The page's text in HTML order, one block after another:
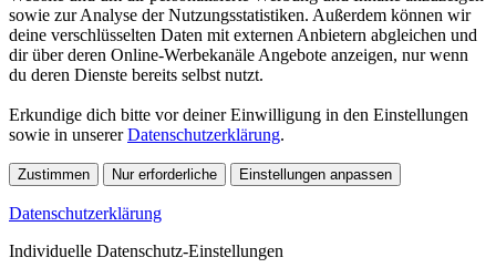
sowie zur Analyse der Nutzungsstatistiken. Außerdem können wir
deine verschlüsselten Daten mit externen Anbietern abgleichen und
dir über deren Online-Werbekanäle Angebote anzeigen, nur wenn
du deren Dienste bereits selbst nutzt.
Erkundige dich bitte vor deiner Einwilligung in den Einstellungen
sowie in unsererDatenschutzerklärung.
Zustimmen Nur erforderliche Einstellungen anpassen
Datenschutzerklärung
Individuelle Datenschutz-Einstellungen